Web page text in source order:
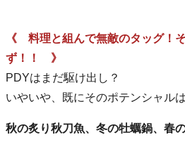
《 料理と組んで無敵のタッグ！
ず！！ 》
PDYはまだ駆け出し？
いやいや、既にそのポテンシャルは
秋の炙り秋刀魚、冬の牡蠣鍋、春